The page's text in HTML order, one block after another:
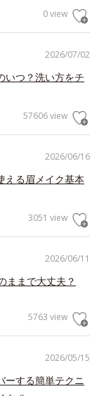
0 view
2026/07/02
いつ？洗い方をチ
57606 view
2026/06/16
える眉メイク基本
3051 view
2026/06/11
ままで大丈夫？
5763 view
2026/05/15
ーする簡単テクニ